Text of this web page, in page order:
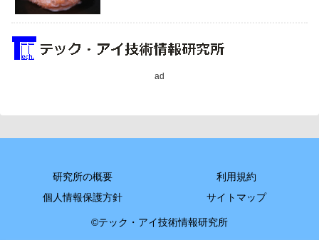
ad
研究所の概要
利用規約
個人情報保護方針
サイトマップ
©テック・アイ技術情報研究所